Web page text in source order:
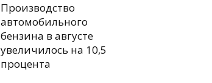
Производство
автомобильного
бензина в августе
увеличилось на 10,5
процента